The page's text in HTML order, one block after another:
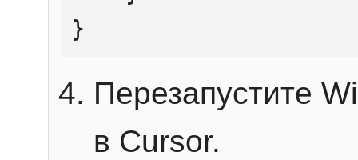
}
Перезапустите
в Cursor.